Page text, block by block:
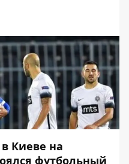
в Киеве на
футбольный